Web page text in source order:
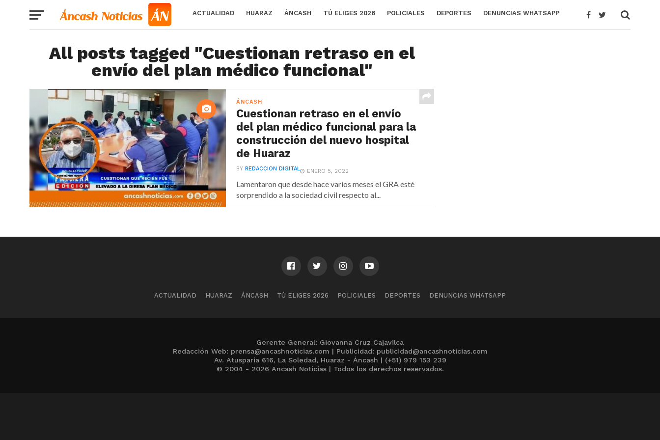
ACTUALIDAD HUARAZ ÁNCASH TÚ ELIGES 2026 POLICIALES DEPORTES DENUNCIAS WHATSAPP
All posts tagged "Cuestionan retraso en el
envío del plan médico funcional"
ÁNCASH
Cuestionan retraso en el envío
del plan médico funcional para la
construcción del nuevo hospital
de Huaraz
BYREDACCION DIGITAL ENERO 5, 2022
Lamentaron que desde hace varios meses el GRA esté
sorprendido a la sociedad civil respecto al...
ACTUALIDAD HUARAZ ÁNCASH TÚ ELIGES 2026 POLICIALES DEPORTES DENUNCIAS WHATSAPP
Gerente General: Giovanna Cruz Cajavilca
Redacción Web: prensa@ancashnoticias.com | Publicidad: publicidad@ancashnoticias.com
Av. Atusparia 616, La Soledad, Huaraz - Áncash | (+51) 979 153 239
© 2004 - 2026 Ancash Noticias | Todos los derechos reservados.